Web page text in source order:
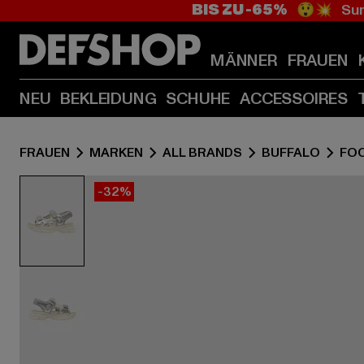
BIS ZU -65% 😲💥
MÄNNER FRAUEN
NEU BEKLEIDUNG SCHUHE ACCESSOIRES
FRAUEN MARKEN ALL BRANDS BUFFALO
-32%